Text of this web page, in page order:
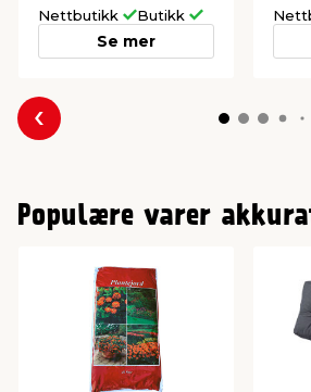
Nettbutikk Butikk
Se mer
Forrige
Populære varer